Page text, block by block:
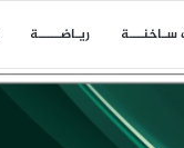
سـاخنـــة ريـاضـــــة